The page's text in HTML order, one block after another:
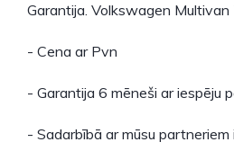
Garantija. Volkswagen
- Cena ar Pvn
- Garantija 6 mēneši ar iespēju
- Sadarbībā ar mūsu